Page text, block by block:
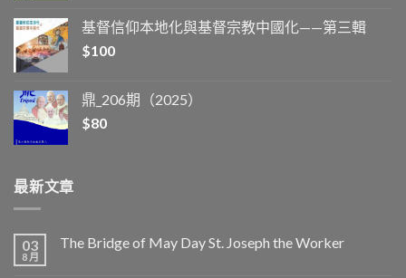
基督信仰本地化與基督宗教中國化——第三輯
$100
鼎_206期（2025）
$80
最新文章
03
8 月
The Bridge of May Day St. Joseph the Worker